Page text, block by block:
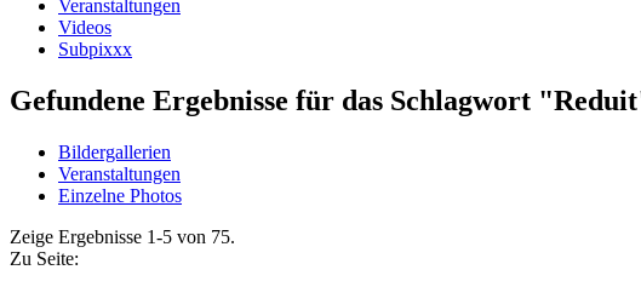
Veranstaltungen
Videos
Subpixxx
Gefundene Ergebnisse für das Schlagwort
Bildergallerien
Veranstaltungen
Einzelne Photos
Zeige Ergebnisse 1-5 von 75.
Zu Seite: